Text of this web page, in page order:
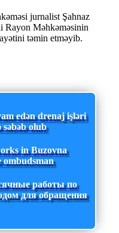
jurnalist Şahnaz
Rayon Məhkəməsinin
təmin etməyib.
edən drenaj işləri
səbəb olub
in Buzovna
ombudsman
работы по
для обращения